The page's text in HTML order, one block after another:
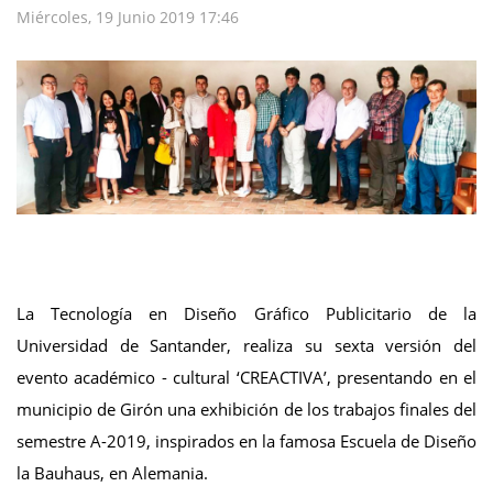
Miércoles, 19 Junio 2019 17:46
La Tecnología en Diseño Gráfico Publicitario de la
Universidad de Santander, realiza su sexta versión del
evento académico - cultural ‘CREACTIVA’, presentando en el
municipio de Girón una exhibición de los trabajos finales del
semestre A-2019, inspirados en la famosa Escuela de Diseño
la Bauhaus, en Alemania.